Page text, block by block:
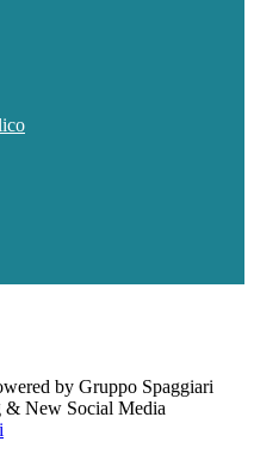
by Gruppo Spaggiari
& New Social Media